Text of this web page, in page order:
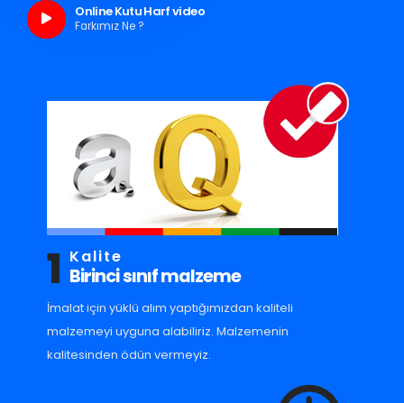
Online Kutu Harf video
Farkımız Ne ?
1 Kalite
Birinci sınıf malzeme
İmalat için yüklü alım yaptığımızdan kaliteli
malzemeyi uyguna alabiliriz. Malzemenin
kalitesinden ödün vermeyiz.